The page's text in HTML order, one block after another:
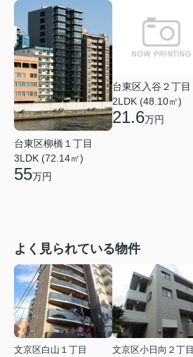
台東区柳橋１丁目
3LDK (72.14㎡)
55万円
台東区入谷２丁目
2LDK (48.10㎡)
21.6万円
よく見られている物件
文京区白山１丁目
文京区小日向２丁目